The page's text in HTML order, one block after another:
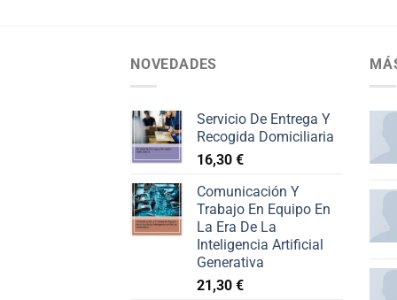
NOVEDADES
Servicio De Entrega Y
Recogida Domiciliaria
16,30 €
Comunicación Y
Trabajo En Equipo En
La Era De La
Inteligencia Artificial
Generativa
21,30 €